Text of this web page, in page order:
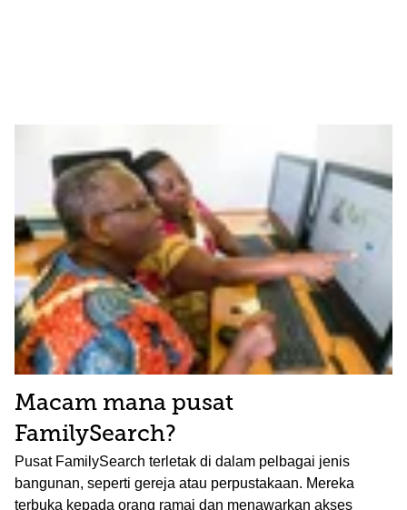
Macam mana pusat
FamilySearch?
Pusat FamilySearch terletak di dalam pelbagai jenis
bangunan, seperti gereja atau perpustakaan. Mereka
terbuka kepada orang ramai dan menawarkan akses